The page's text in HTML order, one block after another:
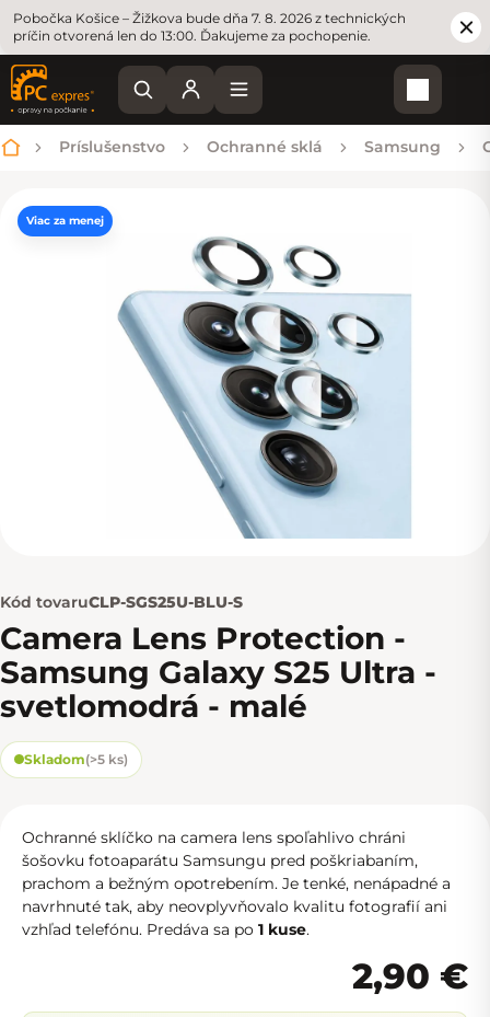
Pobočka Košice – Žižkova bude dňa 7. 8. 2026 z technických
príčin otvorená len do 13:00. Ďakujeme za pochopenie.
Domov
Príslušenstvo Ochranné sklá Samsung
Viac za menej
Kód tovaruCLP-SGS25U-BLU-S
Camera Lens Protection -
Samsung Galaxy S25 Ultra -
svetlomodrá - malé
Skladom(>5 ks)
Ochranné sklíčko na camera lens spoľahlivo chráni
šošovku fotoaparátu Samsungu pred poškriabaním,
prachom a bežným opotrebením. Je tenké, nenápadné a
navrhnuté tak, aby neovplyvňovalo kvalitu fotografií ani
vzhľad telefónu. Predáva sa po 1 kuse.
2,90 €